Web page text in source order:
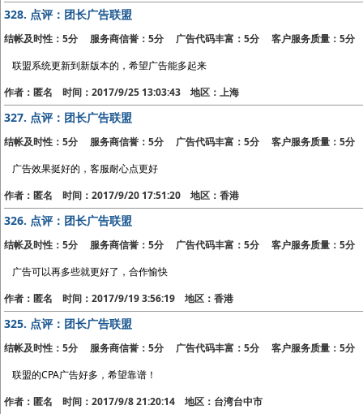
328. 点评：团长广告联盟
结帐及时性：5分 服务商信誉：5分 广告代码丰富：5分 客户服务质量：5分
联盟系统更新到新版本的，希望广告能多起来
作者：匿名 时间：2017/9/25 13:03:43 地区：上海
327. 点评：团长广告联盟
结帐及时性：5分 服务商信誉：5分 广告代码丰富：5分 客户服务质量：5分
广告效果挺好的，客服耐心点更好
作者：匿名 时间：2017/9/20 17:51:20 地区：香港
326. 点评：团长广告联盟
结帐及时性：5分 服务商信誉：5分 广告代码丰富：5分 客户服务质量：5分
广告可以再多些就更好了，合作愉快
作者：匿名 时间：2017/9/19 3:56:19 地区：香港
325. 点评：团长广告联盟
结帐及时性：5分 服务商信誉：5分 广告代码丰富：5分 客户服务质量：5分
联盟的CPA广告好多，希望靠谱！
作者：匿名 时间：2017/9/8 21:20:14 地区：台湾台中市